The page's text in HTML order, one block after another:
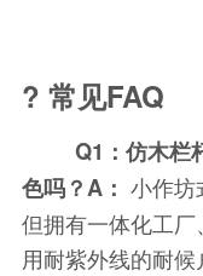
? 常见FAQ
Q1：仿木栏
色吗？A： 小作坊
但拥有一体化工
用耐紫外线的耐